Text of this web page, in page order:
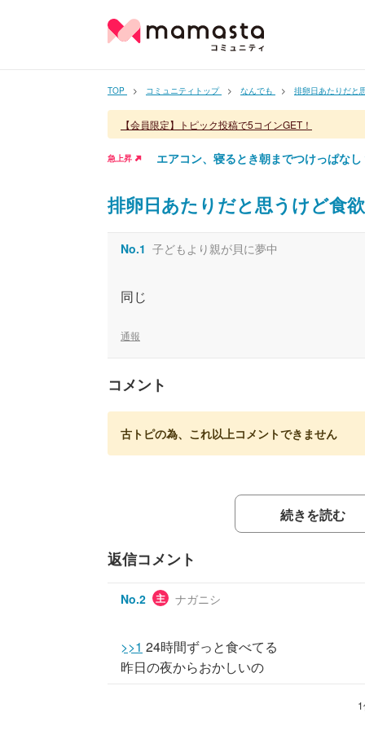
TOP コミュニティトップ なんでも 排卵日あたりだと
【会員限定】トピック投稿で5コインGET！
急上昇 エアコン、寝るとき朝までつけっぱなし
排卵日あたりだと思うけど食
No.1 子どもより親が貝に夢中
同じ
通報
コメント
古トピの為、これ以上コメントできません
続きを読む
返信コメント
No.2 主 ナガニシ
>>1 24時間ずっと食べてる
昨日の夜からおかしいの
1